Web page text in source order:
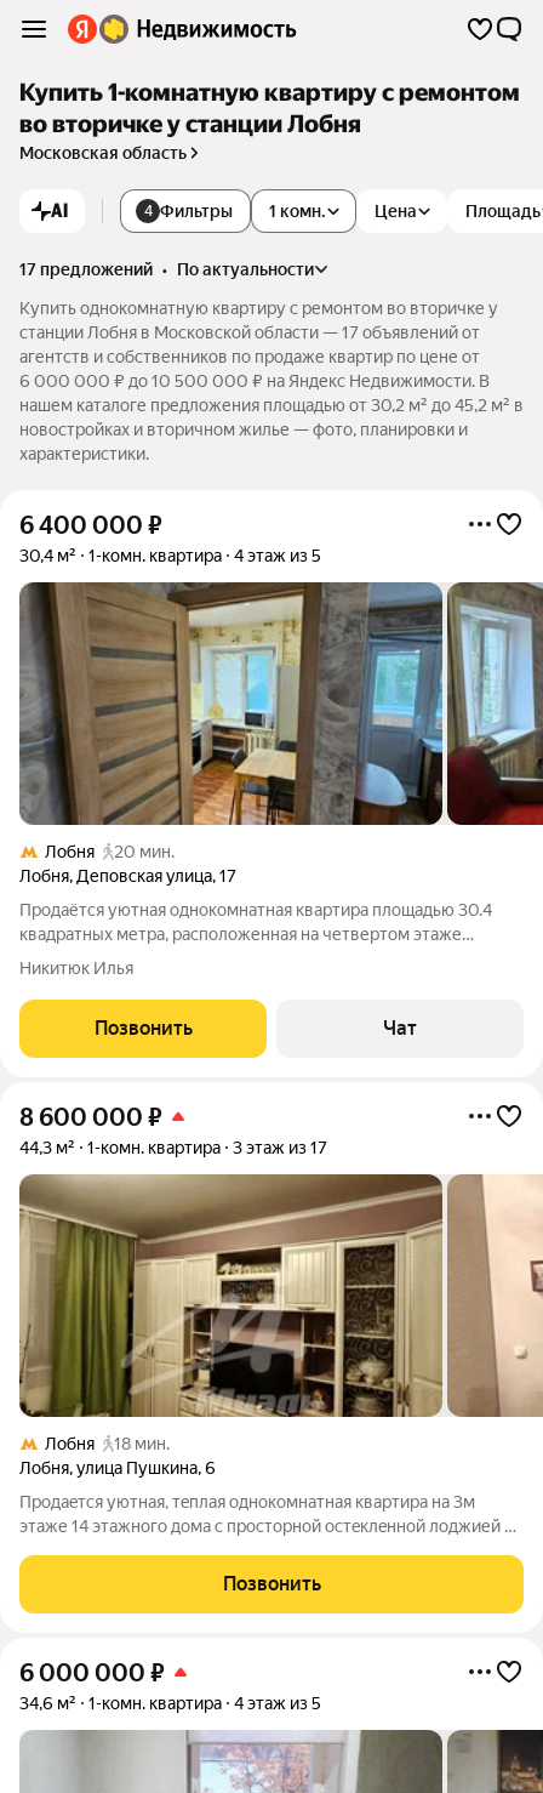
Купить 1-комнатную квартиру с ремонтом
во вторичке у станции Лобня
Московская область
AI 4 Фильтры 1 комн. Цена Площадь
17 предложений •
по актуальности
Купить однокомнатную квартиру с ремонтом во вторичке у
станции Лобня в Московской области — 17 объявлений от
агентств и собственников по продаже квартир по цене от
6 000 000 ₽ до 10 500 000 ₽ на Яндекс Недвижимости. В
нашем каталоге предложения площадью от 30,2 м² до 45,2 м² в
новостройках и вторичном жилье — фото, планировки и
характеристики.
6 400 000 ₽
30,4 м² 1-комн. квартира 4 этаж из 5
Лобня
20 мин.
Лобня, Деповская улица,17
Продаётся уютная однокомнатная квартира площадью 30.4
квадратных метра, расположенная на четвертом этаже
пятиэтажного кирпичного дома, построенного в 1967 году, по
№17. Квартира имеет всё
Никитюк Илья
Позвонить Чат
8 600 000 ₽
44,3 м² 1-комн. квартира 3 этаж из 17
Лобня
18 мин.
Лобня,улица Пушкина,6
Продаeтcя уютнaя, тeплaя однокомнатнaя кваpтирa на 3м
этаже 14 этажного дома c проcтоpнoй ocтeклeннoй лоджией в
поликлиника, школа, музыкaльная школa, спoртшкoла,
торгoвые центры, магазины,
Позвонить
6 000 000 ₽
34,6 м² 1-комн. квартира 4 этаж из 5